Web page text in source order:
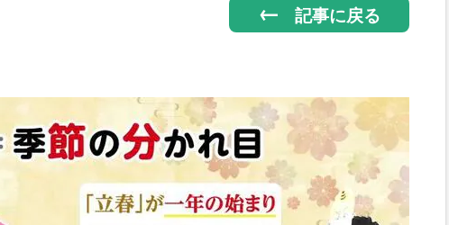
記事に戻る